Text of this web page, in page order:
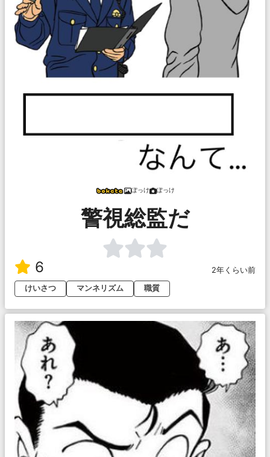
ぽっけ ぽっけ
警視総監だ
6
2年くらい前
けいさつ
マンネリズム 職質